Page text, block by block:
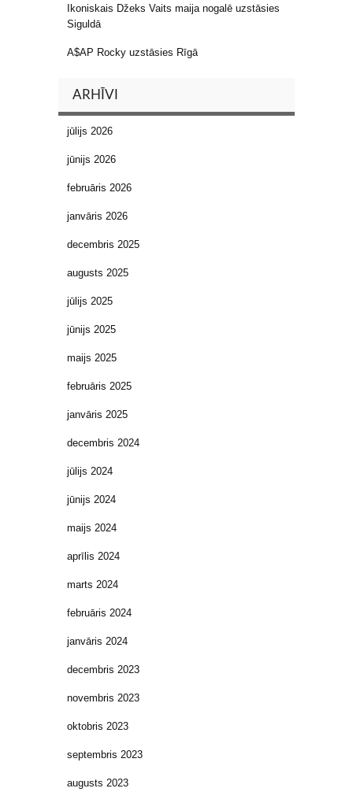
Ikoniskais Džeks Vaits maija nogalē uzstāsies
Siguldā
A$AP Rocky uzstāsies Rīgā
ARHĪVI
jūlijs 2026
jūnijs 2026
februāris 2026
janvāris 2026
decembris 2025
augusts 2025
jūlijs 2025
jūnijs 2025
maijs 2025
februāris 2025
janvāris 2025
decembris 2024
jūlijs 2024
jūnijs 2024
maijs 2024
aprīlis 2024
marts 2024
februāris 2024
janvāris 2024
decembris 2023
novembris 2023
oktobris 2023
septembris 2023
augusts 2023